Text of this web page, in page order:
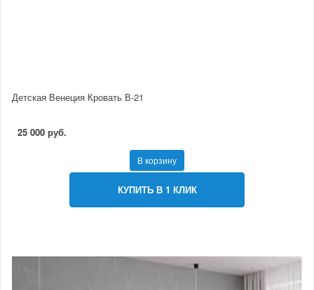
Детская Венеция Кровать В-21
25 000 руб.
В корзину
КУПИТЬ В 1 КЛИК